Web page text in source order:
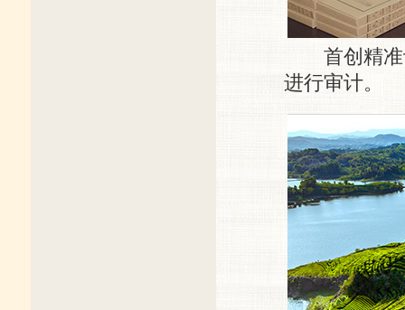
首创精准
进行审计。